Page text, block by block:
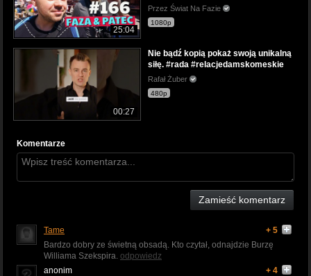
25:04
Przez Świat Na Fazie
1080p
00:27
Nie bądź kopią pokaż swoją unikalną
siłę. #rada #relacjedamskomeskie
Rafał Żuber
480p
Komentarze
Zamieść komentarz
Tame
+ 5
Bardzo dobry ze świetną obsadą. Kto czytał, odnajdzie Burzę
Williama Szekspira. odpowiedz
anonim
+ 4